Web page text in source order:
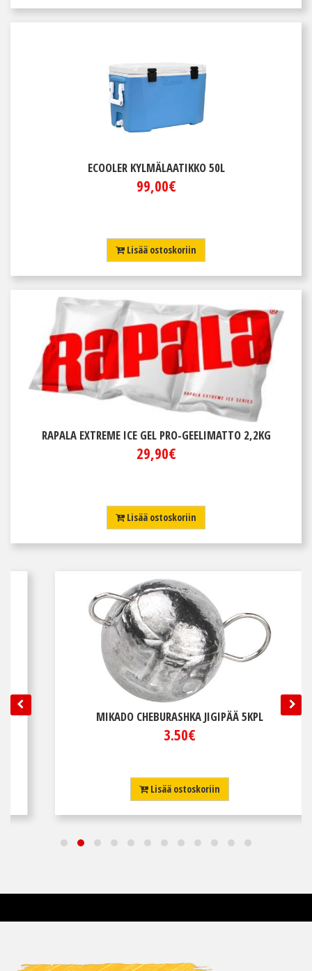
ECOOLER KYLMÄLAATIKKO 50L
99,00€
Lisää ostoskoriin
RAPALA EXTREME ICE GEL PRO-GEELIMATTO 2,2KG
29,90€
Lisää ostoskoriin
MIKADO CHEBURASHKA JIGIPÄÄ 5KPL
3.50€
Lisää ostoskoriin